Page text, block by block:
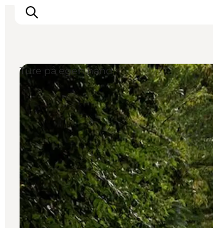
Highlights
Oplev
Det Sker
Overnatning
Byer
Planlæg ferien
Ture på egen hånd